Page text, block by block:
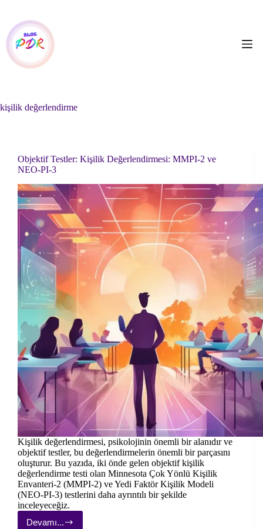
content
kişilik değerlendirme
Objektif Testler: Kişilik Değerlendirmesi: MMPI-2 ve
NEO-PI-3
Kişilik değerlendirmesi, psikolojinin önemli bir alanıdır ve
objektif testler, bu değerlendirmelerin önemli bir parçasını
oluşturur. Bu yazıda, iki önde gelen objektif kişilik
değerlendirme testi olan Minnesota Çok Yönlü Kişilik
Envanteri-2 (MMPI-2) ve Yedi Faktör Kişilik Modeli
(NEO-PI-3) testlerini daha ayrıntılı bir şekilde
inceleyeceğiz.
Devamı...
Objektif